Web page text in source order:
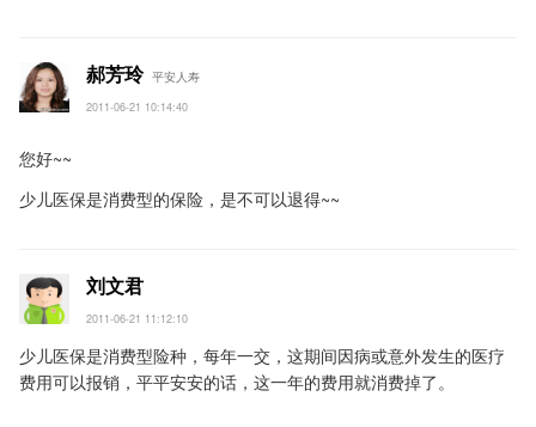
郝芳玲 平安人寿
2011-06-21 10:14:40
您好~~
少儿医保是消费型的保险，是不可以退得~~
刘文君
2011-06-21 11:12:10
少儿医保是消费型险种，每年一交，这期间因病或意外发生的医疗
费用可以报销，平平安安的话，这一年的费用就消费掉了。